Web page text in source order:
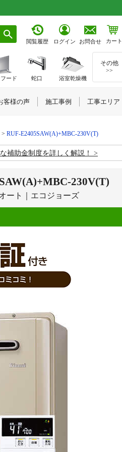
閲覧履歴 ログイン お問合せ カート
RUF-E2405SAW(A)+MBC-230V(T)
補助金制度を詳しく解説！
230V(T)
ート｜エコジョーズ
ード 蛇口 浴室乾燥機
その他
>>
客様の声 施工事例 工事エリア